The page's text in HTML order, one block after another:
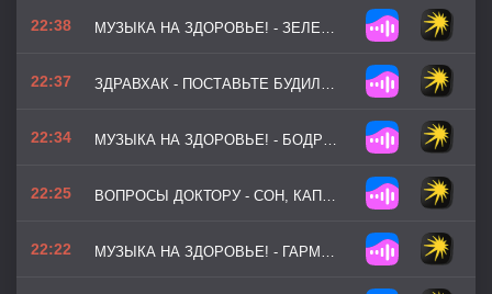
22:38 МУЗЫКА НА ЗДОРОВЬЕ! - ЗЕЛЕНЫЙ МАРШРУТ
22:37 ЗДРАВХАК - ПОСТАВЬТЕ БУДИЛЬНИК НА 20-МИНУТНЫЙ ТАЙМЕР ПЕРЕД ДНЕВНЫМ СНОМ
22:34 МУЗЫКА НА ЗДОРОВЬЕ! - БОДРЫЙ СТАРТ (ВЕРСИЯ 2)
22:25 ВОПРОСЫ ДОКТОРУ - СОН, КАПЛИ, ПРОСТУДА И НЕ ТОЛЬКО
22:22 МУЗЫКА НА ЗДОРОВЬЕ! - ГАРМОНИЯ ТЕЛА